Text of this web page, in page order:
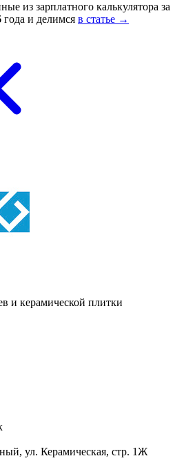
из зарплатного калькулятора за
года и делимся в статье →
и керамической плитки
ул. Керамическая, стр. 1Ж